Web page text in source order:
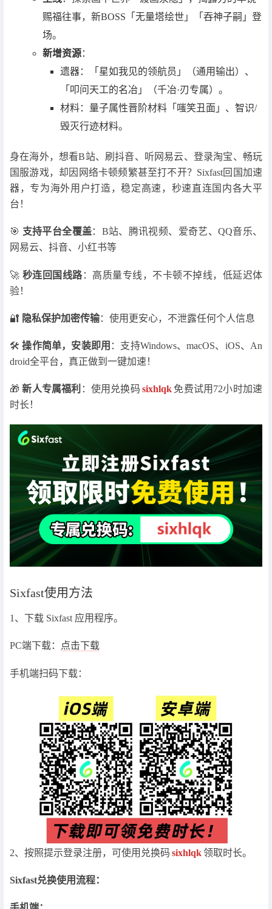
赐福往事，新BOSS「无量塔绘世」「吞神子嗣」登
场。
新增资源：
遗器：「星如我见的领航员」（通用输出）、
「叩问天工的名冶」（千冶·刃专属）。
材料：量子属性晋阶材料「嗤笑丑面」、智识/
毁灭行迹材料。
身在海外，想看B站、刷抖音、听网易云、登录淘宝、畅玩
国服游戏，却因网络卡顿频繁甚至打不开？Sixfast回国加速
器，专为海外用户打造，稳定高速，秒速直连国内各大平
台！
🎯 支持平台全覆盖：B站、腾讯视频、爱奇艺、QQ音乐、
网易云、抖音、小红书等
🚀 秒连回国线路：高质量专线，不卡顿不掉线，低延迟体
验！
🔐 隐私保护加密传输：使用更安心，不泄露任何个人信息
🛠操作简单，安装即用 ：支持Windows、macOS、iOS、An
droid全平台，真正做到一键加速！
🎁新人专属福利 ：使用兑换码 sixhlqk 免费试用72小时加速
时长！
Sixfast使用方法
1、下载 Sixfast 应用程序。
PC端下载： 点击下载
手机端扫码下载：
2、按照提示登录注册，可使用兑换码 sixhlqk领取时长。
Sixfast兑换使用流程：